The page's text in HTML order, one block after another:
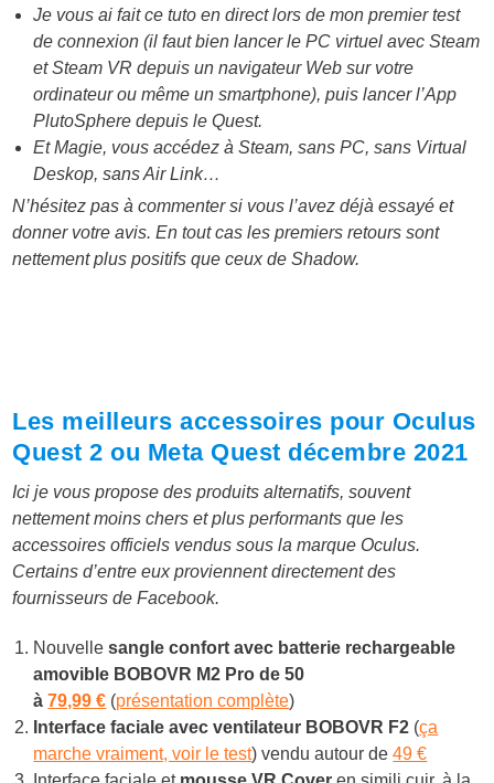
Je vous ai fait ce tuto en direct lors de mon premier test
de connexion (il faut bien lancer le PC virtuel avec Steam
et Steam VR depuis un navigateur Web sur votre
ordinateur ou même un smartphone), puis lancer l’App
PlutoSphere depuis le Quest.
Et Magie, vous accédez à Steam, sans PC, sans Virtual
Deskop, sans Air Link…
N’hésitez pas à commenter si vous l’avez déjà essayé et
donner votre avis. En tout cas les premiers retours sont
nettement plus positifs que ceux de Shadow.
Les meilleurs accessoires pour Oculus
Quest 2 ou Meta Quest décembre 2021
Ici je vous propose des produits alternatifs, souvent
nettement moins chers et plus performants que les
accessoires officiels vendus sous la marque Oculus.
Certains d’entre eux proviennent directement des
fournisseurs de Facebook.
Nouvellesangle confort avec batterie rechargeable
amovible BOBOVR M2 Pro de 50
à79,99 € (présentation complète)
Interface faciale avec ventilateur BOBOVR F2 (ça
marche vraiment, voir le test) vendu autour de49 €